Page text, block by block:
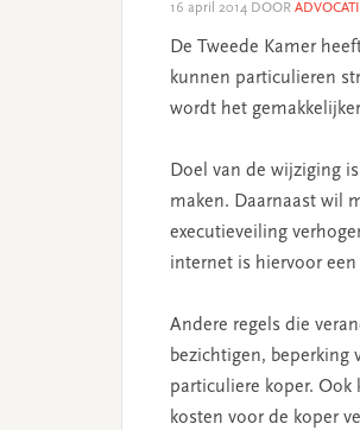
16 april 2014 DOOR
De Tweede Kamer
kunnen particulieren
wordt het
Doel van de wijziging
maken. Daarnaast wil
executieveiling
internet is hiervoor
Andere regels die
bezichtigen, beperking
particuliere koper.
kosten voor de koper